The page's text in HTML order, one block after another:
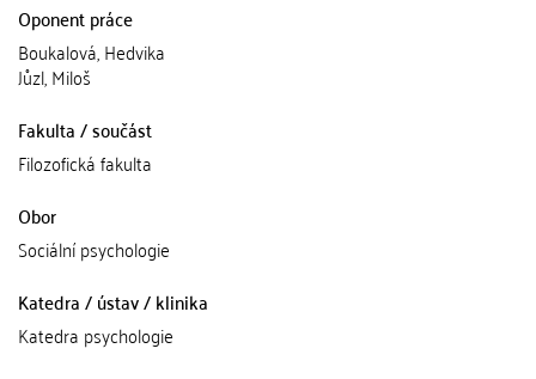
Oponent práce
Boukalová, Hedvika
Jůzl, Miloš
Fakulta / součást
Filozofická fakulta
Obor
Sociální psychologie
Katedra / ústav / klinika
Katedra psychologie